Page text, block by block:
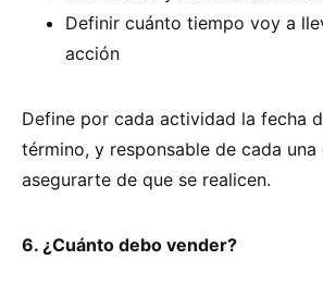
Definir cuánto tiempo voy a
acción
Define por cada actividad la fecha
término, y responsable de cada una
asegurarte de que se realicen.
6. ¿Cuánto debo vender?